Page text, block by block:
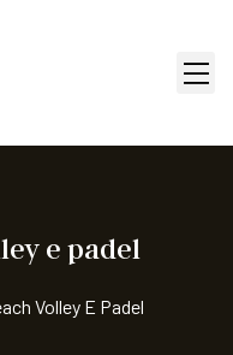
e padel
Volley E Padel